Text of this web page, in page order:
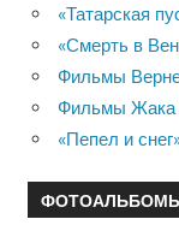
«Татарская
«Смерть в
Фильмы
Фильмы Жака
«Пепел и